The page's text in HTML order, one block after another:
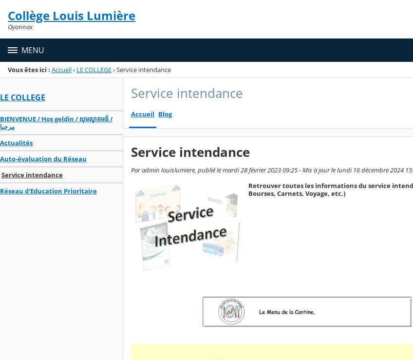
Menu de la rubrique
Contenu
Collège Louis Lumière
Oyonnax
MENU
Vous êtes ici : Accueil› LE COLLEGE›Service intendance
LE COLLEGE
BIENVENUE / Hoş geldin / សូមស្វាគមន៍ /
مرحبا
Actualités
Auto-évaluation du Réseau
Service intendance
Réseau d'Education Prioritaire
Service intendance
Accueil Blog
Service intendance
Par admin louislumiere, publié le mardi 28 février 2023 09:25 - Mis à jour le lundi 16 décembre 2024
Retrouver toutes les informations du service
Bourses, Carnets, Voyage, etc.)